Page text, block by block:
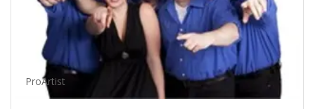
ProArtist